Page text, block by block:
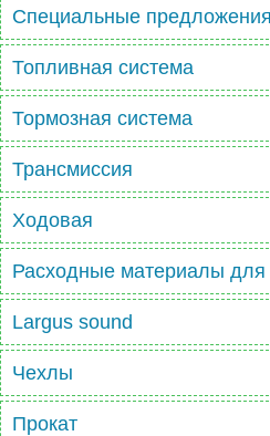
Специальные предложения
Топливная система
Тормозная система
Трансмиссия
Ходовая
Расходные материалы для
Largus sound
Чехлы
Прокат